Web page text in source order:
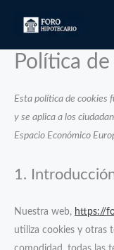
Política
Esta política de cookies
y se aplica a los
Espacio Económico
1.
Nuestra web, https://
utiliza cookies y otras